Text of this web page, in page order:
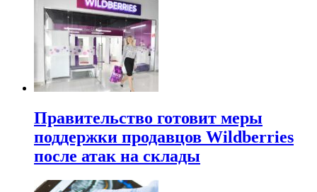
Правительство готовит меры
поддержки продавцов Wildberries
после атак на склады